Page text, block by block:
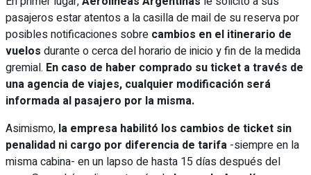
pasajeros estar atentos a la casilla de mail de su reserva por
posibles notificaciones sobre cambios en el itinerario de
vuelos durante o cerca del horario de inicio y fin de la medida
gremial. En caso de haber comprado su ticket a través de
una agencia de viajes, cualquier modificación será
informada al pasajero por la misma.
Asimismo, la empresa habilitó los cambios de ticket sin
penalidad ni cargo por diferencia de tarifa -siempre en la
misma cabina- en un lapso de hasta 15 días después del